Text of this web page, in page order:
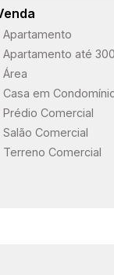
Apartamento
Apartamento até
Área
Casa em
Prédio Comercial
Salão Comercial
Terreno Comercial